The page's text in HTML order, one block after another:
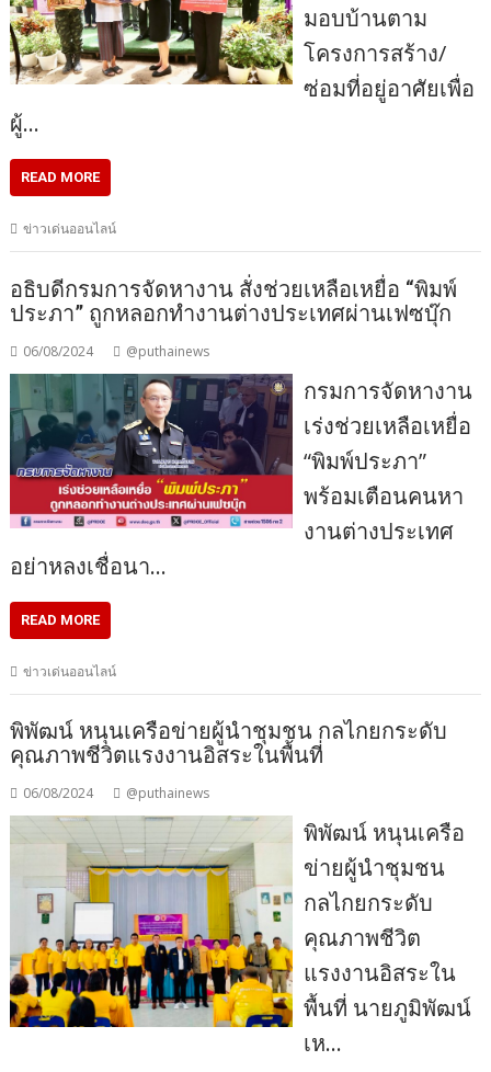
มอบบ้านตาม
โครงการสร้าง/
ซ่อมที่อยู่อาศัยเพื่อ
ผู้…
READ MORE
ข่าวเด่นออนไลน์
อธิบดีกรมการจัดหางาน สั่งช่วยเหลือเหยื่อ “พิมพ์
ประภา” ถูกหลอกทำงานต่างประเทศผ่านเฟซบุ๊ก
06/08/2024 @puthainews
กรมการจัดหางาน
เร่งช่วยเหลือเหยื่อ
“พิมพ์ประภา”
พร้อมเตือนคนหา
งานต่างประเทศ
อย่าหลงเชื่อนา…
READ MORE
ข่าวเด่นออนไลน์
พิพัฒน์ หนุนเครือข่ายผู้นำชุมชน กลไกยกระดับ
คุณภาพชีวิตแรงงานอิสระในพื้นที่
06/08/2024 @puthainews
พิพัฒน์ หนุนเครือ
ข่ายผู้นำชุมชน
กลไกยกระดับ
คุณภาพชีวิต
แรงงานอิสระใน
พื้นที่ นายภูมิพัฒน์
เห…